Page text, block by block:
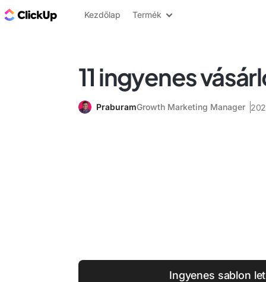
ClickUp blog
Kezdőlap Termék
11 ingyenes
PraburamGrowth Marketing Manager
Ingyenes sablon